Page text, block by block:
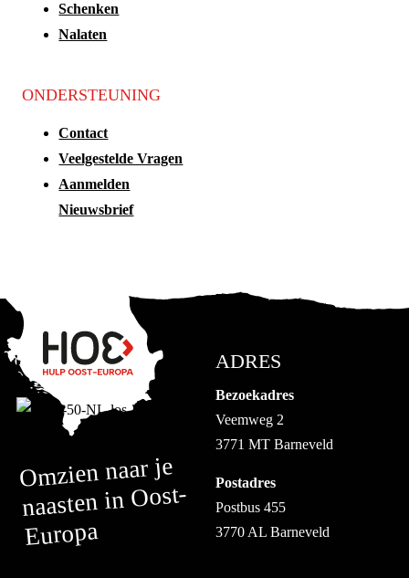
Schenken
Nalaten
ONDERSTEUNING
Contact
Veelgestelde Vragen
Aanmelden
Nieuwsbrief
Omzien naar je
naasten in Oost-
Europa
ADRES
Bezoekadres
Veemweg 2
3771 MT Barneveld
Postadres
Postbus 455
3770 AL Barneveld